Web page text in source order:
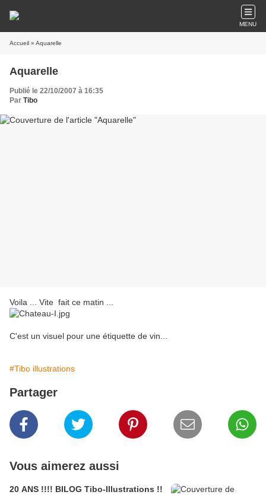
MENU
Accueil » Aquarelle
Aquarelle
Publié le 22/10/2007 à 16:35
Par Tibo
Voila ... Vite fait ce matin ...
C'est un visuel pour une étiquette de vin...
#Tibo illustrations
Partager
Vous aimerez aussi
20 ANS !!!! BILOG Tibo-Illustrations !!